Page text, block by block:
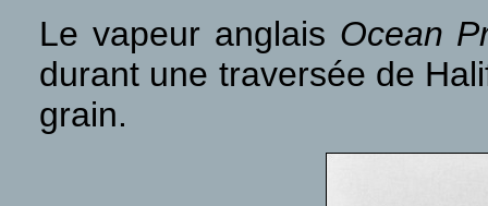
Le vapeur anglais Ocean
durant une traversée de
grain.